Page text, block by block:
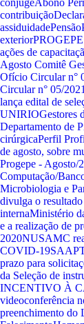
cônjugeAbono
contribuição
assiduidadePensão
exteriorPROGEPE
ações de
Agosto Comitê
Ofício Circular n°
Circular n° 05/
lança edital de
UNIRIOGestores
Departamento de
cirúrgicaPerfil
de agosto, sobre
Progepe - Agosto/
Computação/
Microbiologia e
divulga o
internaMinistério
e a realização de
2020NUSAMC
COVID-19
prazo para
da Seleção de
INCENTIVO À
videoconferência
preenchimento do